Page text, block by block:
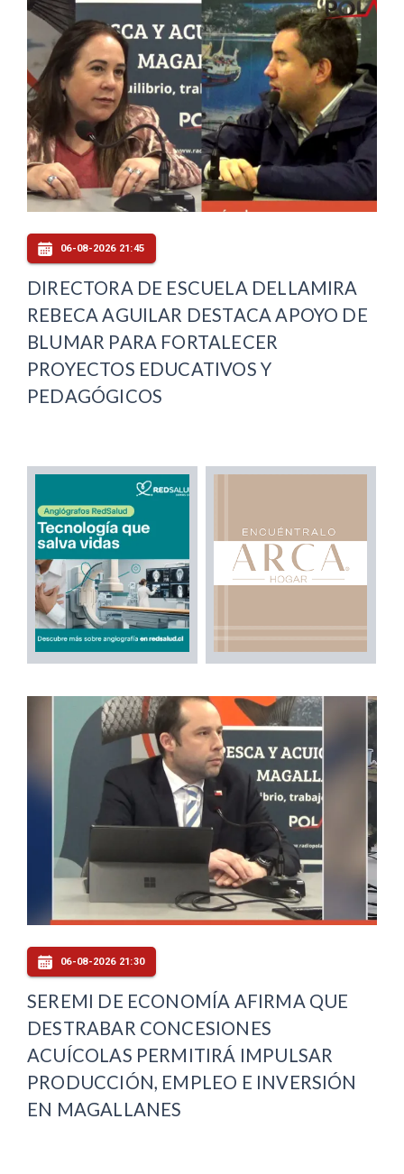
06-08-2026 21:45
DIRECTORA DE ESCUELA DELLAMIRA
REBECA AGUILAR DESTACA APOYO DE
BLUMAR PARA FORTALECER
PROYECTOS EDUCATIVOS Y
PEDAGÓGICOS
06-08-2026 21:30
SEREMI DE ECONOMÍA AFIRMA QUE
DESTRABAR CONCESIONES
ACUÍCOLAS PERMITIRÁ IMPULSAR
PRODUCCIÓN, EMPLEO E INVERSIÓN
EN MAGALLANES